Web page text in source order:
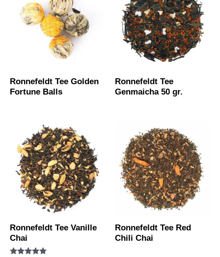
Ronnefeldt Tee Golden
Fortune Balls
Ronnefeldt Tee
Genmaicha 50 gr.
Ronnefeldt Tee Vanille
Chai
Ronnefeldt Tee Red
Chili Chai